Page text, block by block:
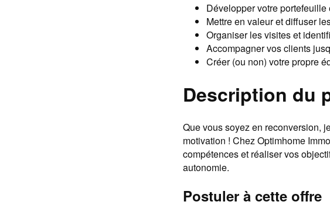
Développer votre
Mettre en valeur et diffuser
Organiser les visites et
Accompagner vos clients
Créer (ou non) votre propre
Description du
Que vous soyez en reconversion,
motivation ! Chez Optimhome
compétences et réaliser vos
autonomie.
Postuler à cette offre